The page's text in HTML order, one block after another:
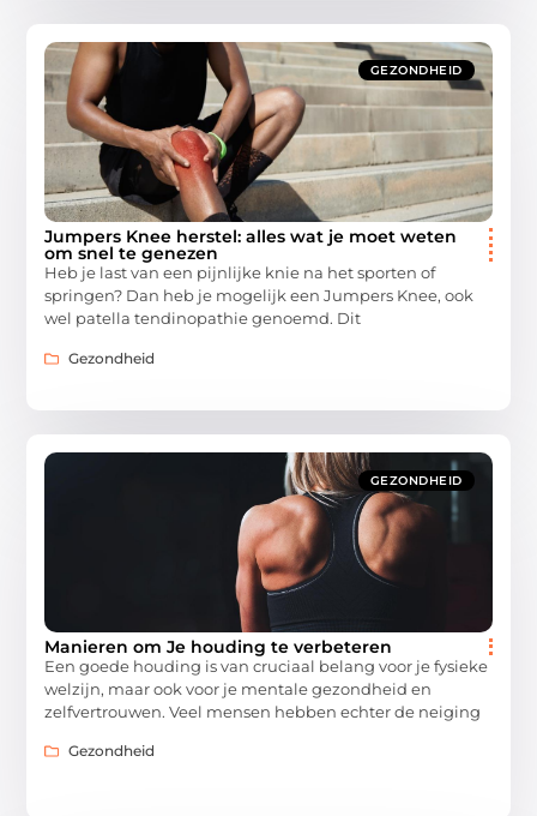
GEZONDHEID
Jumpers Knee herstel: alles wat je moet weten
om snel te genezen
Heb je last van een pijnlijke knie na het sporten of
springen? Dan heb je mogelijk een Jumpers Knee, ook
wel patella tendinopathie genoemd. Dit
Gezondheid
GEZONDHEID
Manieren om Je houding te verbeteren
Een goede houding is van cruciaal belang voor je fysieke
welzijn, maar ook voor je mentale gezondheid en
zelfvertrouwen. Veel mensen hebben echter de neiging
Gezondheid